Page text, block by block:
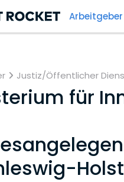
Arbeitgeber
Justiz/Öffentlicher
für